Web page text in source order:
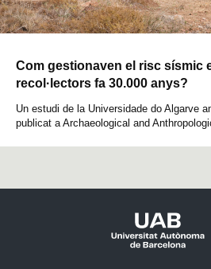
Com gestionaven el risc sísmic
recol·lectors fa 30.000 anys?
Un estudi de la Universidade do Algarve
publicat a Archaeological and